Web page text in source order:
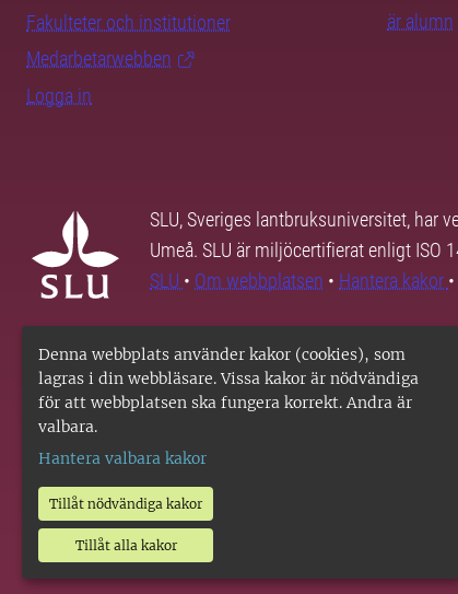
Denna webbplats använder kakor (cookies), som
lagras i din webbläsare. Vissa kakor är nödvändiga
för att webbplatsen ska fungera korrekt. Andra är
valbara.
Hantera valbara kakor
Tillåt nödvändiga kakor
Tillåt alla kakor
Fakulteter och institutioner
Medarbetarwebben
Logga in
är alumn
SLU, Sveriges lantbruksuniversitet, har
Umeå. SLU är miljöcertifierat enligt ISO
SLU • Om webbplatsen • Hantera kakor •